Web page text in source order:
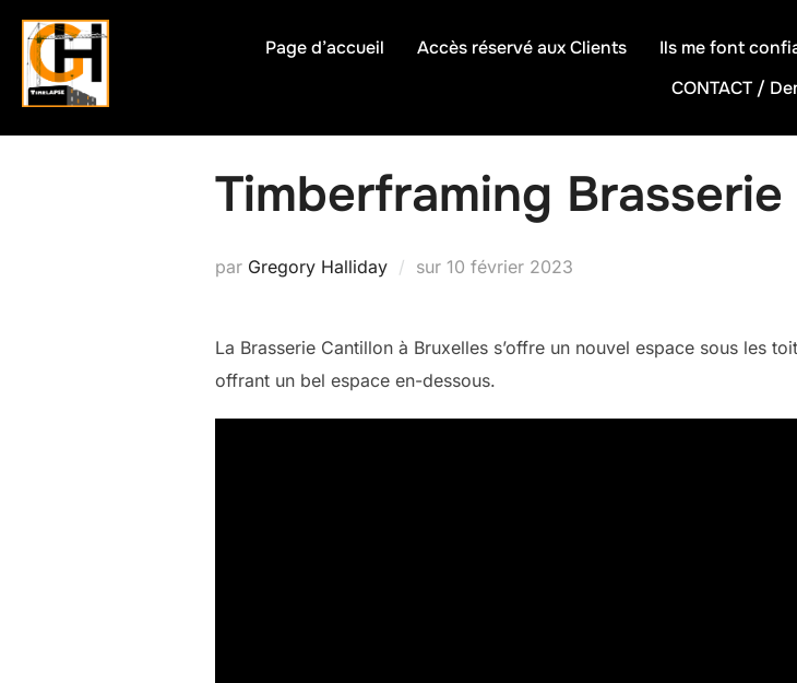
Aller
contenu
Page d’accueil Accès réservé aux Clients Ils me font
CONTACT /
Timberframing
par Gregory Halliday sur Publié
10 février 2023
La Brasserie Cantillon à Bruxelles s’offre un nouvel espace sous les
offrant un bel espace en-dessous.